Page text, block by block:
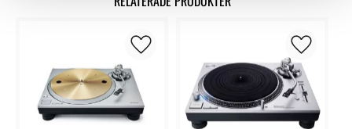
Lägg till i favoriter Lägg till